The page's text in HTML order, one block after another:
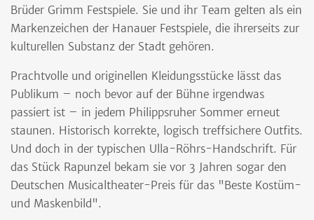
Brüder Grimm Festspiele. Sie und ihr Team gelten als ein
Markenzeichen der Hanauer Festspiele, die ihrerseits zur
kulturellen Substanz der Stadt gehören.
Prachtvolle und originellen Kleidungsstücke lässt das
Publikum – noch bevor auf der Bühne irgendwas
passiert ist – in jedem Philippsruher Sommer erneut
staunen. Historisch korrekte, logisch treffsichere Outfits.
Und doch in der typischen Ulla-Röhrs-Handschrift. Für
das Stück Rapunzel bekam sie vor 3 Jahren sogar den
Deutschen Musicaltheater-Preis für das "Beste Kostüm-
und Maskenbild".